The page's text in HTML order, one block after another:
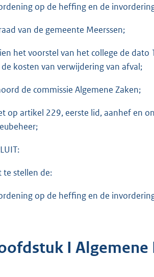
op de heffing en de
van de gemeente Meerssen;
het voorstel van het college de
kosten van verwijdering van afval;
de commissie Algemene Zaken;
op artikel 229, eerste lid, aanhef en
te stellen de:
op de heffing en de
I Algemene